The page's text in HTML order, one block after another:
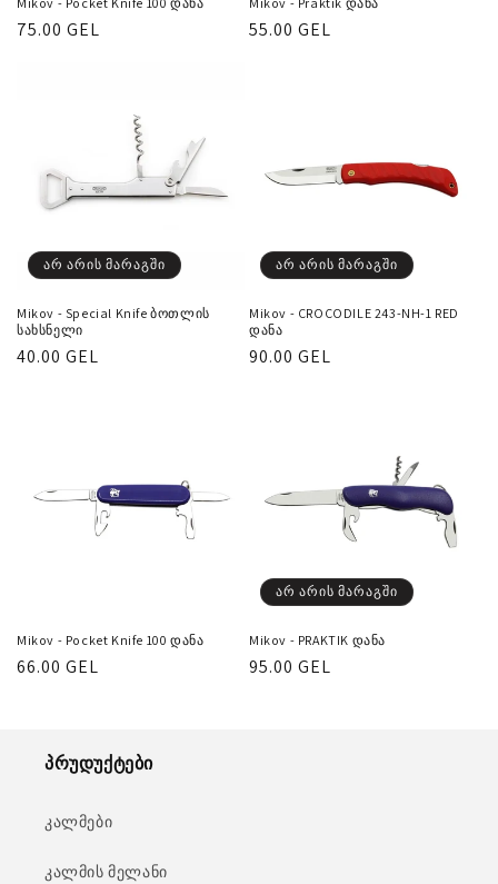
რეგულარული
75.00 GEL
რეგულარული
55.00 GEL
არ არის მარაგში
Mikov - Special Knife ბოთლის
სახსნელი
რეგულარული
40.00 GEL
არ არის მარაგში
Mikov - CROCODILE 243-NH-1 RED
დანა
რეგულარული
90.00 GEL
Mikov - Pocket Knife 100 დანა
რეგულარული
66.00 GEL
არ არის მარაგში
Mikov - PRAKTIK დანა
რეგულარული
95.00 GEL
პრუდუქტები
კალმები
კალმის მელანი